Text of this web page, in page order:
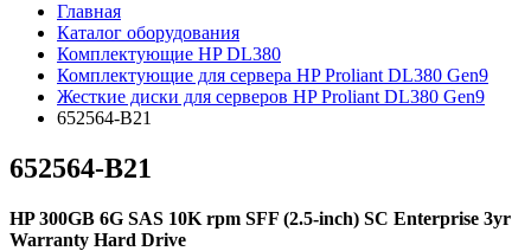
Главная
Каталог оборудования
Комплектующие HP DL380
Комплектующие для сервера HP Proliant DL380 Gen9
Жесткие диски для серверов HP Proliant DL380 Gen9
652564-B21
652564-B21
HP 300GB 6G SAS 10K rpm SFF (2.5-inch) SC Enterprise 3yr
Warranty Hard Drive